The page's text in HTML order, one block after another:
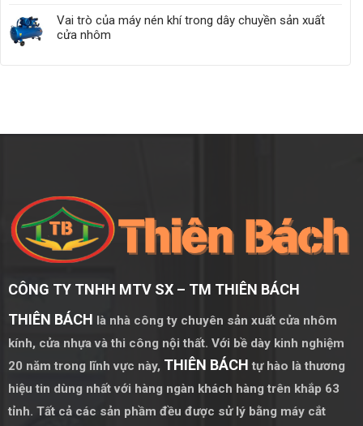
Vai trò của máy nén khí trong dây chuyền sản xuất
cửa nhôm
CÔNG TY TNHH MTV SX – TM THIÊN BÁCH
THIÊN BÁCH là nhà công ty chuyên sản xuất cửa nhôm
kính, cửa nhựa và thi công nội thất. Với bề dày kinh nghiệm
20 năm trong lĩnh vực này, THIÊN BÁCH tự hào là thương
hiệu tin dùng nhất với hàng ngàn khách hàng trên khắp 63
tỉnh. Tất cả các sản phầm đều được sử lý bằng máy cắt